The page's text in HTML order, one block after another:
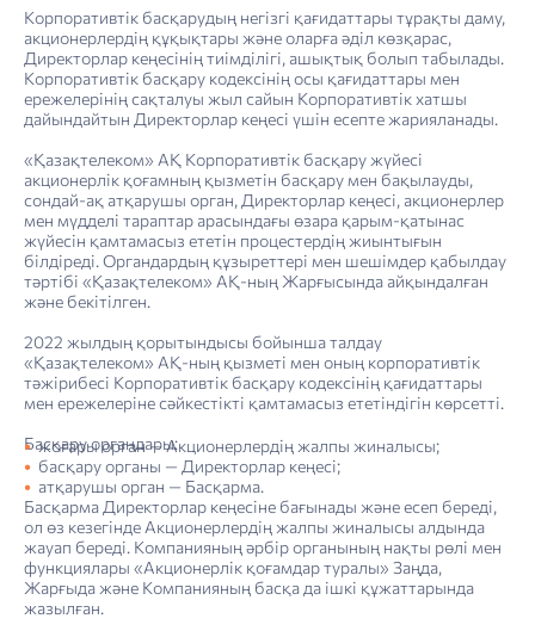
Корпоративтік басқарудың негізгі қағидаттары тұрақты даму,
акционерлердің құқықтары және оларға әділ көзқарас,
Директорлар кеңесінің тиімділігі, ашықтық болып табылады.
Корпоративтік басқару кодексінің осы қағидаттары мен
ережелерінің сақталуы жыл сайын Корпоративтік хатшы
дайындайтын Директорлар кеңесі үшін есепте жарияланады.
«Қазақтелеком» АҚ Корпоративтік басқару жүйесі
акционерлік қоғамның қызметін басқару мен бақылауды,
сондай-ақ атқарушы орган, Директорлар кеңесі, акционерлер
мен мүдделі тараптар арасындағы өзара қарым-қатынас
жүйесін қамтамасыз ететін процестердің жиынтығын
білдіреді. Органдардың құзыреттері мен шешімдер қабылдау
тәртібі «Қазақтелеком» АҚ-ның Жарғысында айқындалған
және бекітілген.
2022 жылдың қорытындысы бойынша талдау
«Қазақтелеком» АҚ-ның қызметі мен оның корпоративтік
тәжірибесі Корпоративтік басқару кодексінің қағидаттары
мен ережелеріне сәйкестікті қамтамасыз ететіндігін көрсетті.
Басқару органдары:
жоғары орган — Акционерлердің жалпы жиналысы;
басқару органы — Директорлар кеңесі;
атқарушы орган — Басқарма.
Басқарма Директорлар кеңесіне бағынады және есеп береді,
ол өз кезегінде Акционерлердің жалпы жиналысы алдында
жауап береді. Компанияның әрбір органының нақты рөлі мен
функциялары «Акционерлік қоғамдар туралы» Заңда,
Жарғыда және Компанияның басқа да ішкі құжаттарында
жазылған.